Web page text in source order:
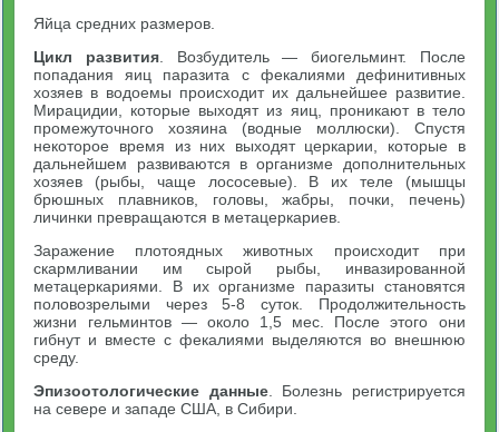
Яйца средних размеров.
Цикл развития . Возбудитель — биогельминт. После
попадания яиц паразита с фекалиями дефинитивных
хозяев в водоемы происходит их дальнейшее развитие.
Мирацидии, которые выходят из яиц, проникают в тело
промежуточного хозяина (водные моллюски). Спустя
некоторое время из них выходят церкарии, которые в
дальнейшем развиваются в организме дополнительных
хозяев (рыбы, чаще лососевые). В их теле (мышцы
брюшных плавников, головы, жабры, почки, печень)
личинки превращаются в метацеркариев.
Заражение плотоядных животных происходит при
скармливании им сырой рыбы, инвазированной
метацеркариями. В их организме паразиты становятся
половозрелыми через 5-8 суток. Продолжительность
жизни гельминтов — около 1,5 мес. После этого они
гибнут и вместе с фекалиями выделяются во внешнюю
среду.
Эпизоотологические данные. Болезнь регистрируется
на севере и западе США, в Сибири.